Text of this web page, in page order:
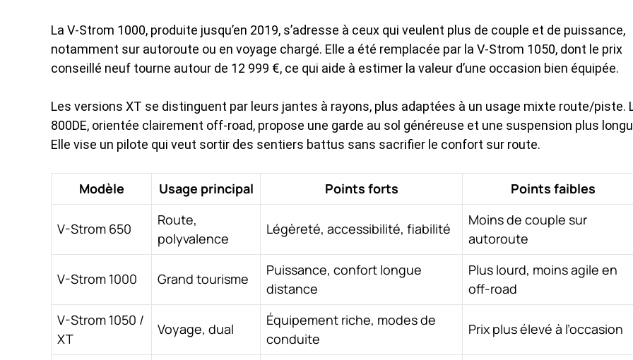
La V-Strom 1000, produite jusqu’en 2019, s’adresse à ceux qui veulent plus de couple et de puissance,
notamment sur autoroute ou en voyage chargé. Elle a été remplacée par la V-Strom 1050, dont le prix
conseillé neuf tourne autour de 12 999 €, ce qui aide à estimer la valeur d’une occasion bien équipée.
Les versions XT se distinguent par leurs jantes à rayons, plus adaptées à un usage mixte route/piste.
800DE, orientée clairement off-road, propose une garde au sol généreuse et une suspension plus
Elle vise un pilote qui veut sortir des sentiers battus sans sacrifier le confort sur route.
Modèle Usage principal Points forts Points faibles
V-Strom 650
Route,
polyvalence
Légèreté, accessibilité, fiabilité
Moins de couple sur
autoroute
V-Strom 1000 Grand tourisme
Puissance, confort longue
distance
Plus lourd, moins agile en
off-road
V-Strom 1050 /
XT
Voyage, dual
Équipement riche, modes de
conduite
Prix plus élevé à l’occasion